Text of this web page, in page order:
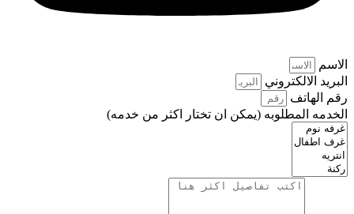
الاسم
البريد الالكتروني
رقم الهاتف
الخدمه المطلوبه (يمكن ان تختار اكثر من خدمه)